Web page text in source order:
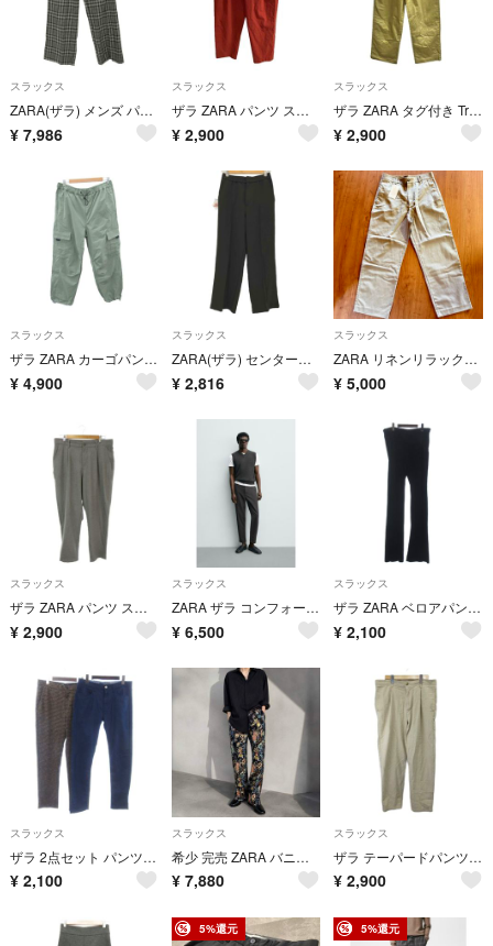
スラックス
ZARA(ザラ) メンズ パンツ スラックス
¥ 7,986
スラックス
ザラ ZARA パンツ スラックス 2タック S エンジ ■GY99
¥ 2,900
スラックス
ザラ ZARA タグ付き Traveler ワイドパンツ スラックス ストレッチ
¥ 2,900
スラックス
ザラ ZARA カーゴパンツ ジョガーパンツ ロング丈 L カーキ 無地
¥ 4,900
スラックス
ZARA(ザラ) センタープレス ワイドスラックス パンツ メンズ パンツ
¥ 2,816
スラックス
ZARA リネンリラックスフィットパンツ メンズ
¥ 5,000
スラックス
ザラ ZARA パンツ スラックス テーパード タック 34 グレー /AH9
¥ 2,900
スラックス
ZARA ザラ コンフォートテクスチャー チノパンツ パンツ/36/29☆新品
¥ 6,500
スラックス
ザラ ZARA ベロアパンツ 黒 ブラック XXL ■OOM
¥ 2,100
スラックス
ザラ 2点セット パンツ スラックス チェック 青 茶 M 30 ■OOM
¥ 2,100
スラックス
希少 完売 ZARA バニー ジャカード ズボン ウサギ 刺繍 総柄 M
¥ 7,880
スラックス
ザラ テーパードパンツ 34 ベージュ プリーツ 無地 /SH ■GY70
¥ 2,900
5%還元 5%還元